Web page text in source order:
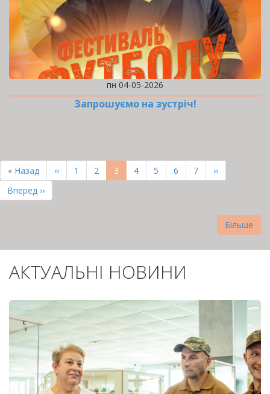
пн 04-05-2026
Запрошуємо на зустріч!
НА
СТОРІНКИ
Перша
сторінка
« Назад
Попередня
сторінка
‹‹ Page
1 Page
2
Поточна
сторінка
3 Page
4 Page
5 Page
6 Page
7
Наступна
сторінка
››
Остання
сторінка
Вперед ››
Більше
АКТУАЛЬНІ НОВИНИ